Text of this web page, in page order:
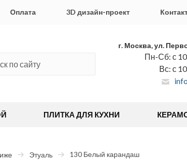
Оплата 3D дизайн-проект
г. Москва, ул.
Пн-Сб: с
Вс: с
ПЛИТКА ДЛЯ КУХНИ
Этуаль 130 Белый карандаш